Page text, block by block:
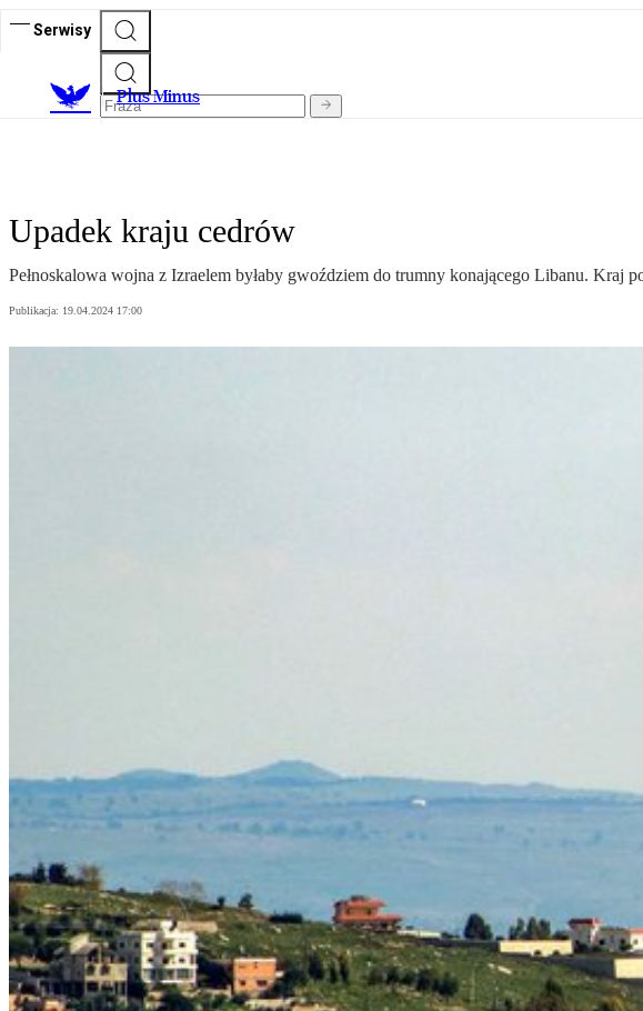
Serwisy
Plus Minus
Upadek kraju cedrów
Pełnoskalowa wojna z Izraelem byłaby gwoździem do trumny konającego Libanu. Kraj
Publikacja: 19.04.2024 17:00